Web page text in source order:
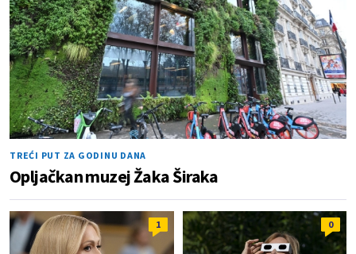
TREĆI PUT ZA GODINU DANA
Opljačkan muzej Žaka Širaka
1 0